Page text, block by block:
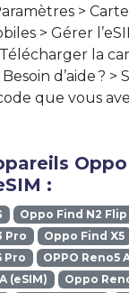
>
> Gérer
la
d’aide ? >
que vous
:
Oppo Find N2 Flip
Pro
Oppo Find X5
Pro
OPPO Reno5
(eSIM)
Oppo